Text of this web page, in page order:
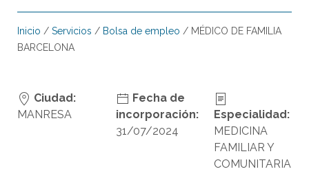
Inicio / Servicios / Bolsa de empleo / MÉDICO DE FAMILIA
BARCELONA
Ciudad:
MANRESA
Fecha de
incorporación:
31/07/2024
Especialidad:
MEDICINA
FAMILIAR Y
COMUNITARIA